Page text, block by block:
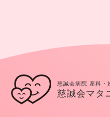
慈誠会病院 産科・
慈誠会マタ